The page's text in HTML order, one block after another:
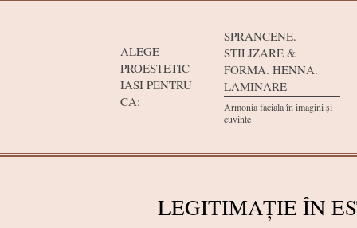
Menu
ALEGE
PROESTETIC
IASI PENTRU
CA:
SPRANCENE.
STILIZARE &
FORMA. HENNA.
LAMINARE
Armonia faciala în imagini şi
cuvinte
LEGITIMAȚIE ÎN